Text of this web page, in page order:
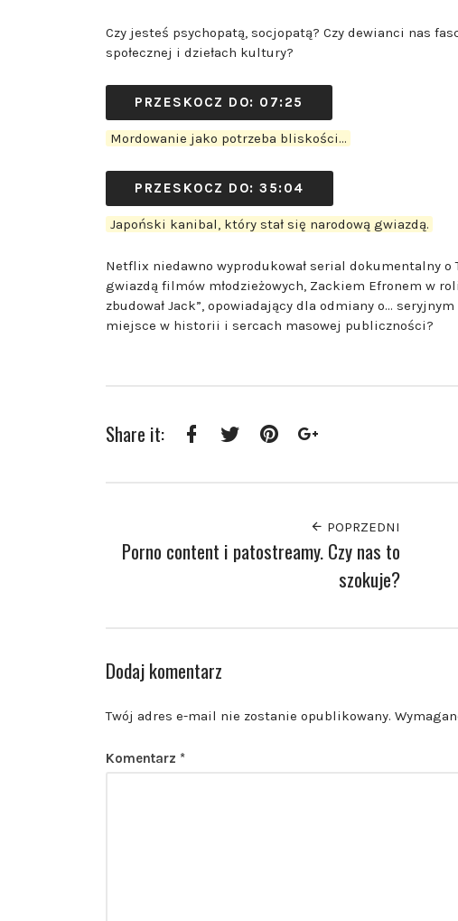
Czy jesteś psychopatą, socjopatą? Czy dewianci nas
społecznej i dziełach kultury?
PRZESKOCZ DO: 07:25
Mordowanie jako potrzeba bliskości…
PRZESKOCZ DO: 35:04
Japoński kanibal, który stał się narodową gwiazdą.
Netflix niedawno wyprodukował serial dokumentalny
gwiazdą filmów młodzieżowych, Zackiem Efronem w
zbudował Jack”, opowiadający dla odmiany o…
miejsce w historii i sercach masowej publiczności?
Share it:
POPRZEDNI
Porno content i patostreamy. Czy nas to
szokuje?
Dodaj komentarz
Twój adres e-mail nie zostanie opublikowany.
Komentarz *